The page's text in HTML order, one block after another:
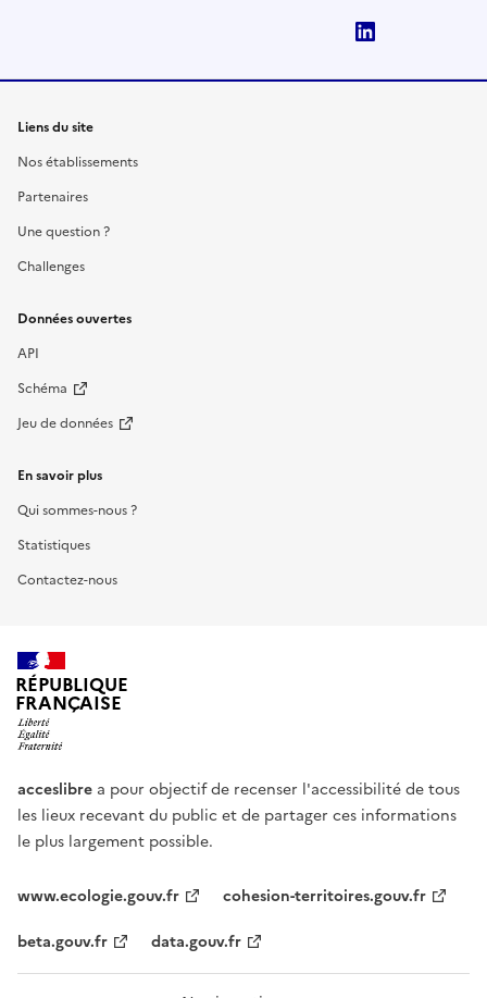
Liens du site
Nos établissements
Partenaires
Une question ?
Challenges
Données ouvertes
API
Schéma
Jeu de données
En savoir plus
Qui sommes-nous ?
Statistiques
Contactez-nous
RÉPUBLIQUE
FRANÇAISE
acceslibre a pour objectif de recenser l'accessibilité de tous
les lieux recevant du public et de partager ces informations
le plus largement possible.
www.ecologie.gouv.fr
cohesion-territoires.gouv.fr
beta.gouv.fr
data.gouv.fr